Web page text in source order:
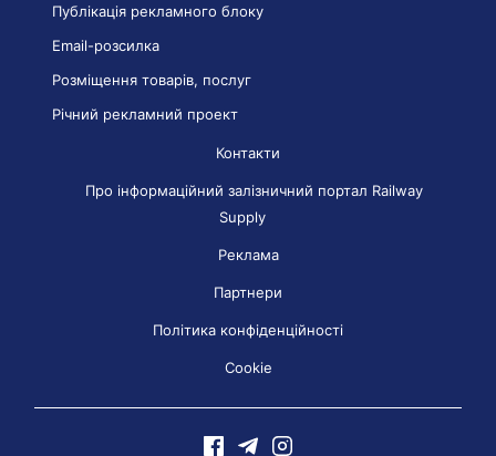
Публікація рекламного блоку
Email-розсилка
Розміщення товарів, послуг
Річний рекламний проект
Контакти
Про інформаційний залізничний портал Railway
Supply
Реклама
Партнери
Політика конфіденційності
Cookie